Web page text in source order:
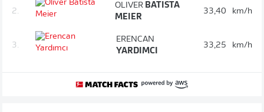
2.
OLIVER BATISTA
MEIER
33,40 km/h
3.
ERENCAN
YARDIMCI
33,25 km/h